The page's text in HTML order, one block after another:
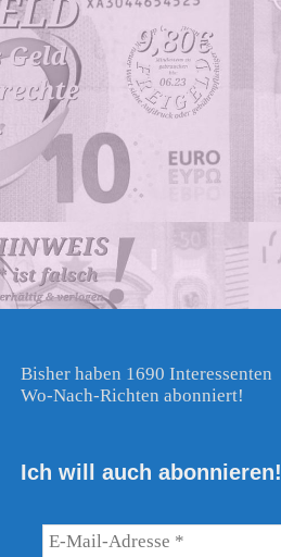
Bisher haben 1690 Interessenten
Wo-Nach-Richten abonniert!
Ich will auch abonnieren!